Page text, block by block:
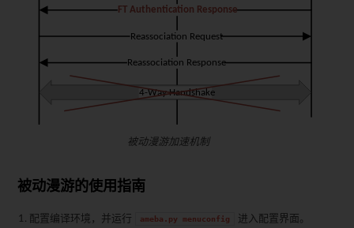
被动漫游加速机制
被动漫游的使用指南
配置编译环境，并运行 ameba.py menuconfig
进入配置界面。